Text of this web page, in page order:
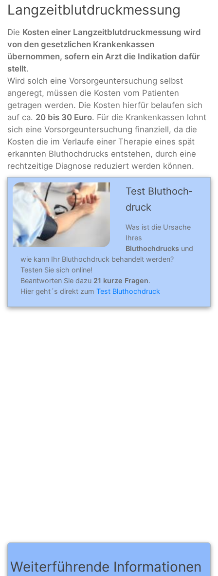
Langzeitblutdruckmessung
Die Kosten einer Langzeitblutdruckmessung wird
von den gesetzlichen Krankenkassen
übernommen, sofern ein Arzt die Indikation dafür
stellt.
Wird solch eine Vorsorgeuntersuchung selbst
angeregt, müssen die Kosten vom Patienten
getragen werden. Die Kosten hierfür belaufen sich
auf ca. 20 bis 30 Euro. Für die Krankenkassen lohnt
sich eine Vorsorgeuntersuchung finanziell, da die
Kosten die im Verlaufe einer Therapie eines spät
erkannten Bluthochdrucks entstehen, durch eine
rechtzeitige Diagnose reduziert werden können.
Test Blut­hoch­
druck
Was ist die Ursache
Ihres
Bluthochdrucks und
wie kann Ihr Bluthochdruck behandelt werden?
Testen Sie sich online!
Beantworten Sie dazu 21 kurze Fragen.
Hier geht´s direkt zum Test Bluthochdruck
Weiterführende Informationen